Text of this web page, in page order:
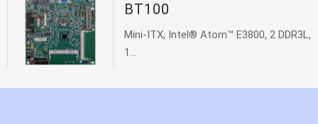
BT100
Mini-ITX, Intel® Atom™ E3800, 2 DDR3L,
1...